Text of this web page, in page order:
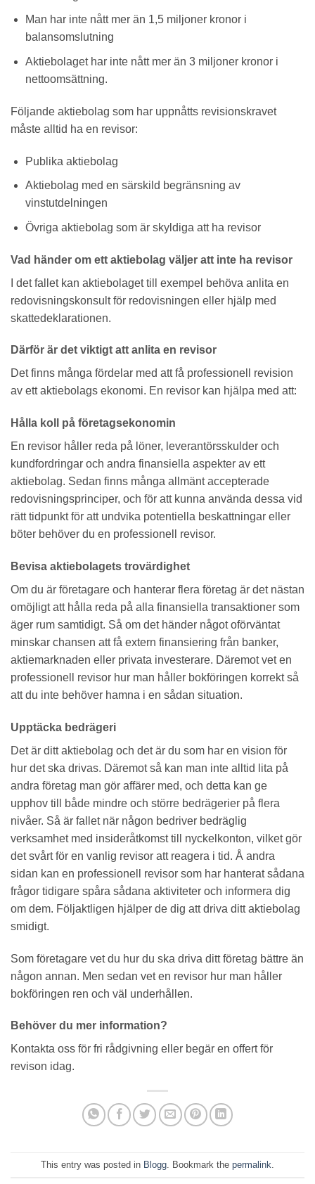
Man har inte nått mer än 1,5 miljoner kronor i
balansomslutning
Aktiebolaget har inte nått mer än 3 miljoner kronor i
nettoomsättning.
Följande aktiebolag som har uppnåtts revisionskravet
måste alltid ha en revisor:
Publika aktiebolag
Aktiebolag med en särskild begränsning av
vinstutdelningen
Övriga aktiebolag som är skyldiga att ha revisor
Vad händer om ett aktiebolag väljer att inte ha revisor
I det fallet kan aktiebolaget till exempel behöva anlita en
redovisningskonsult för redovisningen eller hjälp med
skattedeklarationen.
Därför är det viktigt att anlita en revisor
Det finns många fördelar med att få professionell revision
av ett aktiebolags ekonomi. En revisor kan hjälpa med att:
Hålla koll på företagsekonomin
En revisor håller reda på löner, leverantörsskulder och
kundfordringar och andra finansiella aspekter av ett
aktiebolag. Sedan finns många allmänt accepterade
redovisningsprinciper, och för att kunna använda dessa vid
rätt tidpunkt för att undvika potentiella beskattningar eller
böter behöver du en professionell revisor.
Bevisa aktiebolagets trovärdighet
Om du är företagare och hanterar flera företag är det nästan
omöjligt att hålla reda på alla finansiella transaktioner som
äger rum samtidigt. Så om det händer något oförväntat
minskar chansen att få extern finansiering från banker,
aktiemarknaden eller privata investerare. Däremot vet en
professionell revisor hur man håller bokföringen korrekt så
att du inte behöver hamna i en sådan situation.
Upptäcka bedrägeri
Det är ditt aktiebolag och det är du som har en vision för
hur det ska drivas. Däremot så kan man inte alltid lita på
andra företag man gör affärer med, och detta kan ge
upphov till både mindre och större bedrägerier på flera
nivåer. Så är fallet när någon bedriver bedräglig
verksamhet med insideråtkomst till nyckelkonton, vilket gör
det svårt för en vanlig revisor att reagera i tid. Å andra
sidan kan en professionell revisor som har hanterat sådana
frågor tidigare spåra sådana aktiviteter och informera dig
om dem. Följaktligen hjälper de dig att driva ditt aktiebolag
smidigt.
Som företagare vet du hur du ska driva ditt företag bättre än
någon annan. Men sedan vet en revisor hur man håller
bokföringen ren och väl underhållen.
Behöver du mer information?
Kontakta oss för fri rådgivning eller begär en offert för
revison idag.
This entry was posted in Blogg . Bookmark the permalink